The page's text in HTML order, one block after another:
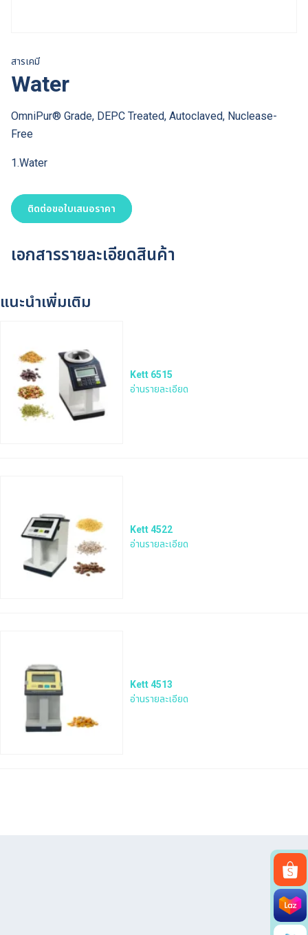
สารเคมี
Water
OmniPur® Grade, DEPC Treated, Autoclaved, Nuclease-
Free
1.Water
ติดต่อขอใบเสนอราคา
เอกสารรายละเอียดสินค้า
แนะนำเพิ่มเติม
Kett 6515
อ่านรายละเอียด
Kett 4522
อ่านรายละเอียด
Kett 4513
อ่านรายละเอียด